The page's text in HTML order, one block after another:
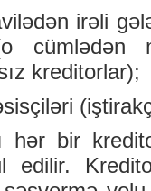
irəli
(o
kreditorlar);
hər bir
edilir.